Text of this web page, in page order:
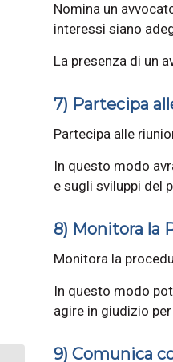
Nomina un
interessi siano
La presenza di un
7) Partecipa
Partecipa alle
In questo modo
e sugli sviluppi del
8) Monitora la
Monitora la
In questo modo
agire in giudizio
9) Comunica